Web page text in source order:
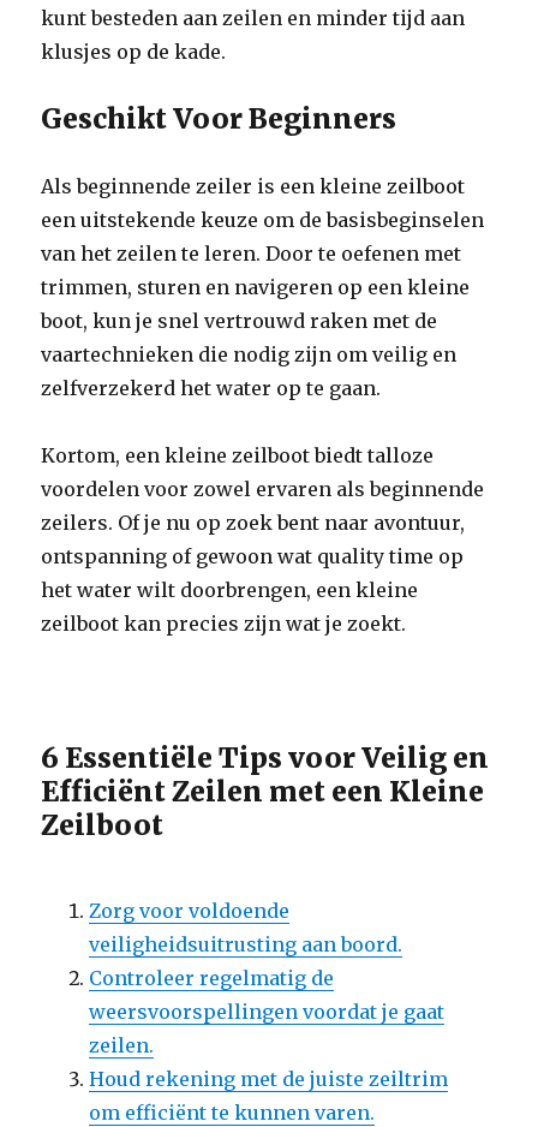
kunt besteden aan zeilen en minder tijd aan
klusjes op de kade.
Geschikt Voor Beginners
Als beginnende zeiler is een kleine zeilboot
een uitstekende keuze om de basisbeginselen
van het zeilen te leren. Door te oefenen met
trimmen, sturen en navigeren op een kleine
boot, kun je snel vertrouwd raken met de
vaartechnieken die nodig zijn om veilig en
zelfverzekerd het water op te gaan.
Kortom, een kleine zeilboot biedt talloze
voordelen voor zowel ervaren als beginnende
zeilers. Of je nu op zoek bent naar avontuur,
ontspanning of gewoon wat quality time op
het water wilt doorbrengen, een kleine
zeilboot kan precies zijn wat je zoekt.
6 Essentiële Tips voor Veilig en
Efficiënt Zeilen met een Kleine
Zeilboot
Zorg voor voldoende
veiligheidsuitrusting aan boord.
Controleer regelmatig de
weersvoorspellingen voordat je gaat
zeilen.
Houd rekening met de juiste zeiltrim
om efficiënt te kunnen varen.